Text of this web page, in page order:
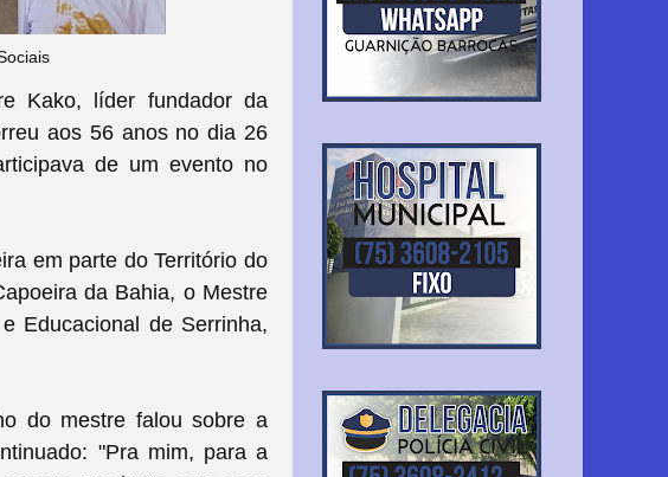
Kako, líder fundador da
aos 56 anos no dia 26
de um evento no
em parte do Território do
da Bahia, o Mestre
Educacional de Serrinha,
do mestre falou sobre a
"Pra mim, para a